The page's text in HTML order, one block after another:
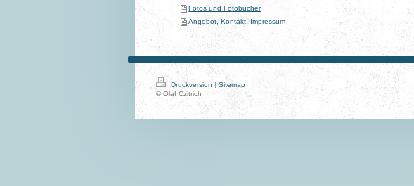
Fotos und Fotobücher
Angebot, Kontakt, Impressum
Druckversion | Sitemap
© Olaf Czitrich